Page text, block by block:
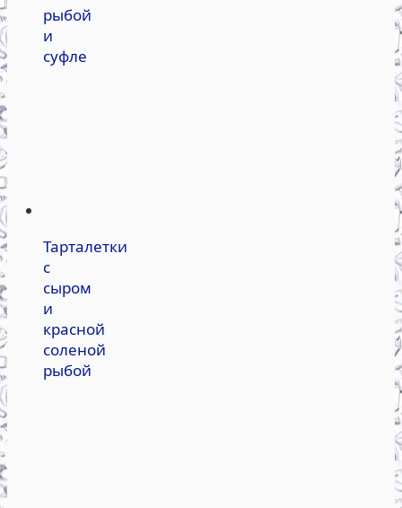
рыбой
и
суфле
Тарталетки
с
сыром
и
красной
соленой
рыбой